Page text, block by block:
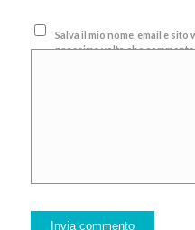
Salva il mio nome, email e
prossima volta che